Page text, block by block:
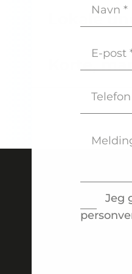
Lokale
Korte,
post
Consent
Jeg